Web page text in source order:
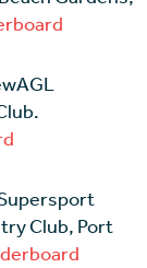
Club, Port